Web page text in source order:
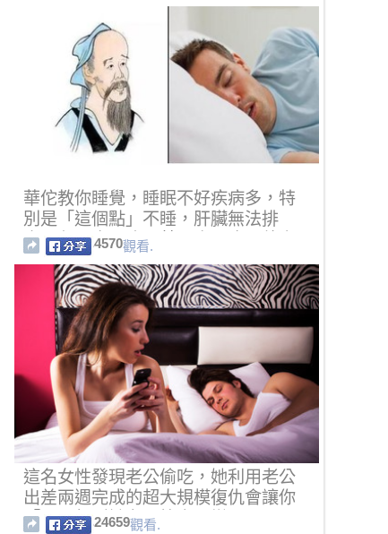
華佗教你睡覺，睡眠不好疾病多，特
別是「這個點」不睡，肝臟無法排
毒，久了患肝病，甚至會肝癌！熬夜
的朋友一定要看！
4570觀看.
這名女性發現老公偷吃，她利用老公
出差兩週完成的超大規模復仇會讓你
「反而想叫她老公節哀順變」了。
24659觀看.